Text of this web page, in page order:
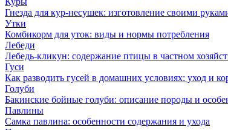
Гнезда для кур-несушек: изготовление своими
Утки
Комбикорм для уток: виды и нормы потребления
Лебеди
Лебедь-кликун: содержание птицы в частном
Гуси
Как разводить гусей в домашних условиях: уход и
Голуби
Бакинские бойные голуби: описание породы и
Павлины
Самка павлина: особенности содержания и ухода